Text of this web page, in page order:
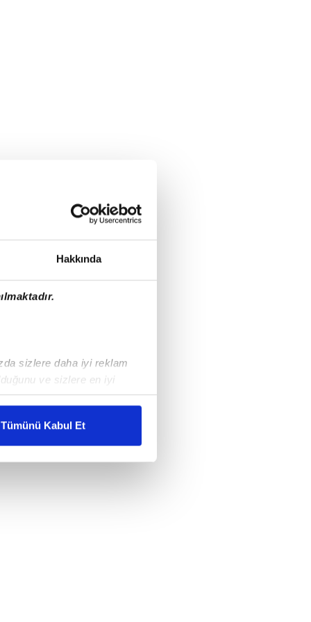
Hakkında
sizlere daha iyi reklam
ve sizlere en iyi
karşılamak
gösterilmeyecektir."
kullanılmaktadır. Bu
sunulması
ve sizlere yönelik
detaylı bilgi için Ayarlar
Tümünü Kabul Et